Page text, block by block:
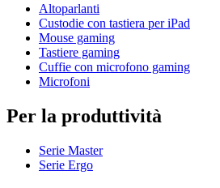
Altoparlanti
Custodie con tastiera per iPad
Mouse gaming
Tastiere gaming
Cuffie con microfono gaming
Microfoni
Per la produttività
Serie Master
Serie Ergo